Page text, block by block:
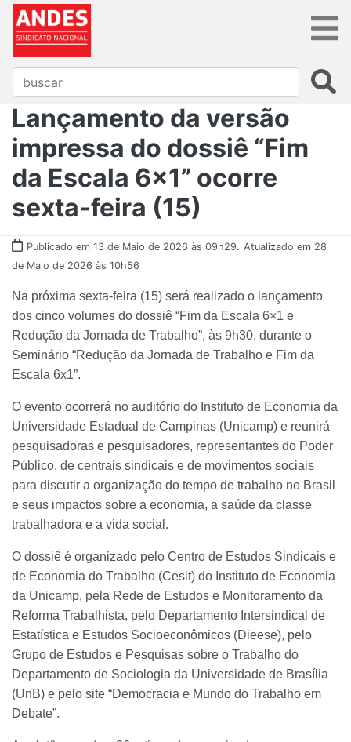
Lançamento da versão
impressa do dossiê “Fim
da Escala 6×1” ocorre
sexta-feira (15)
Publicado em 13 de Maio de 2026 às 09h29. Atualizado em 28
de Maio de 2026 às 10h56
Na próxima sexta-feira (15) será realizado o lançamento
dos cinco volumes do dossiê “Fim da Escala 6×1 e
Redução da Jornada de Trabalho”, às 9h30, durante o
Seminário “Redução da Jornada de Trabalho e Fim da
Escala 6x1”.
O evento ocorrerá no auditório do Instituto de Economia da
Universidade Estadual de Campinas (Unicamp) e reunirá
pesquisadoras e pesquisadores, representantes do Poder
Público, de centrais sindicais e de movimentos sociais
para discutir a organização do tempo de trabalho no Brasil
e seus impactos sobre a economia, a saúde da classe
trabalhadora e a vida social.
O dossiê é organizado pelo Centro de Estudos Sindicais e
de Economia do Trabalho (Cesit) do Instituto de Economia
da Unicamp, pela Rede de Estudos e Monitoramento da
Reforma Trabalhista, pelo Departamento Intersindical de
Estatística e Estudos Socioeconômicos (Dieese), pelo
Grupo de Estudos e Pesquisas sobre o Trabalho do
Departamento de Sociologia da Universidade de Brasília
(UnB) e pelo site “Democracia e Mundo do Trabalho em
Debate”.